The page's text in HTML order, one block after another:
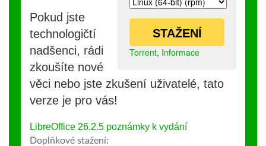
STAŽENÍ
Torrent, Informace
Pokud jste
technologičtí
nadšenci, rádi
zkoušíte nové
věci nebo jste zkušení uživatelé, tato
verze je pro vás!
LibreOffice 26.2.5 poznámky k vydání
Doplňkové stažení: